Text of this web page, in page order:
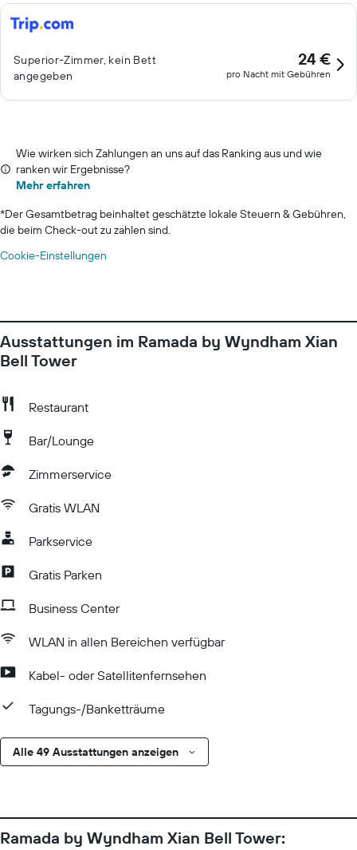
Superior-Zimmer, kein Bett
angegeben
24 €
pro Nacht mit Gebühren
Wie wirken sich Zahlungen an uns auf das Ranking aus und wie
ranken wir Ergebnisse?
Mehr erfahren
*Der Gesamtbetrag beinhaltet geschätzte lokale Steuern & Gebühren,
die beim Check-out zu zahlen sind.
Cookie-Einstellungen
Ausstattungen im Ramada by Wyndham Xian
Bell Tower
Restaurant
Bar/Lounge
Zimmerservice
Gratis WLAN
Parkservice
Gratis Parken
Business Center
WLAN in allen Bereichen verfügbar
Kabel- oder Satellitenfernsehen
Tagungs-/Banketträume
Alle 49 Ausstattungen anzeigen
Ramada by Wyndham Xian Bell Tower: